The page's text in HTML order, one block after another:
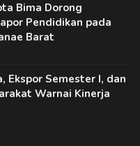
Bima Dorong
Pendidikan pada
Barat
Ekspor Semester I, dan
Warnai Kinerja